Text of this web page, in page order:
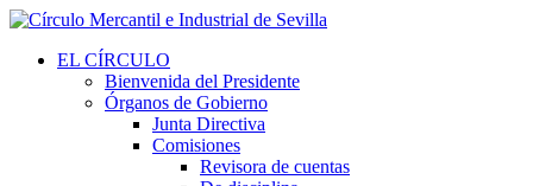
EL CÍRCULO
Bienvenida del Presidente
Órganos de Gobierno
Junta Directiva
Comisiones
Revisora de cuentas